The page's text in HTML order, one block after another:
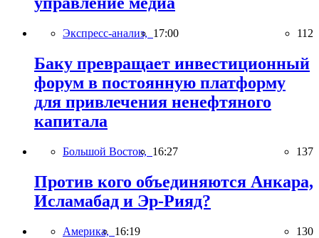
Экспресс-анализ, 17:00 112
Баку превращает инвестиционный
форум в постоянную платформу
для привлечения ненефтяного
капитала
Большой Восток, 16:27 137
Против кого объединяются Анкара,
Исламабад и Эр-Рияд?
Америка, 16:19 130